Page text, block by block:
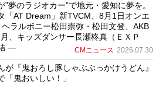
”夢のラジオカー”で地元・愛知に夢を。
「AT Dream」新TVCM、8月1日オンエ
ラルボニー松田崇弥・松田文登、AKB
、キッズダンサー長瀬柊真（ＥＸＰ
―
CMニュース 2026.07.30
が『鬼おろし豚しゃぶぶっかけうどん』
「鬼おいしい！」